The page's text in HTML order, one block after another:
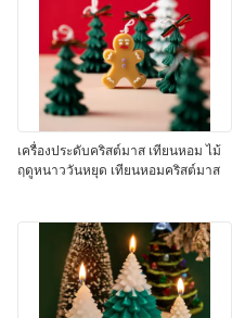
เครื่องประดับคริสต์มาส เทียนหอม ไม้
ฤดูหนาววันหยุด เทียนหอมคริสต์มาส